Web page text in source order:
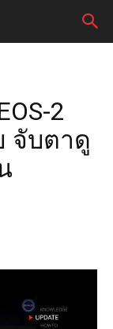
2
จับตาดู